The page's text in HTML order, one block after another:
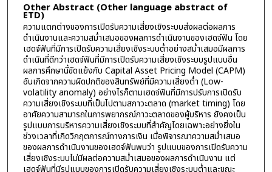
Other Abstract (Other language abstract of
ETD)
ความแตกต่างของการเปิดรับความเสี่ยงเชิงระบบส่งผลต่อผลการ
ดำเนินงานและความสม่ำเสมอของผลการดำเนินงานของเฮดจ์ฟัน โดย
เฮดจ์ฟันที่มีการเปิดรับความเสี่ยงเชิงระบบต่ำอย่างสม่ำเสมอมีผลการ
ดำเนินที่ดีกว่าเฮดจ์ฟันที่มีการเปิดรับความเสี่ยงเชิงระบบรูปแบบอื่น
ผลการศึกษานี้ขัดแย้งกับ Capital Asset Pricing Model (CAPM)
อันเกิดจากความผิดปกติของสินทรัพย์ที่มีความเสี่ยงต่ำ (Low-
volatility anomaly) อย่างไรก็ตามเฮดจ์ฟันที่มีการปรับการเปิดรับ
ความเสี่ยงเชิงระบบที่เป็นไปตามสภาวะตลาด (market timing) โดย
อาศัยความสามารถในการพยากรณ์ภาวะตลาดของผู้บริหาร ยังคงเป็น
รูปแบบการบริหารความเสี่ยงเชิงระบบที่สำคัญโดยเฉพาะอย่างยิ่งใน
ช่วงเวลาที่เกิดวิกฤตการณ์ทางการเงิน เมื่อพิจารณาความสม่ำเสมอ
ของผลการดำเนินงานของเฮดจ์ฟันพบว่า รูปแบบของการเปิดรับความ
เสี่ยงเชิงระบบไม่มีผลต่อความสม่ำเสมอของผลการดำเนินงาน แต่
เฮดจ์ฟันที่มีรูปแบบของการเปิดรับความเสี่ยงเชิงระบบต่ำและขณะ